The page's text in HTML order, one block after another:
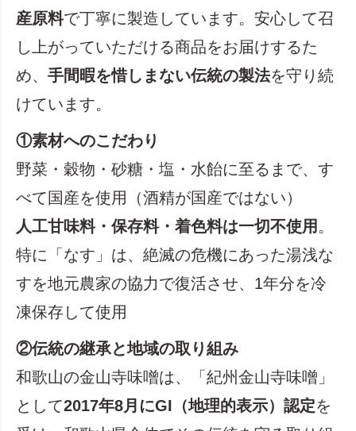
産原料で丁寧に製造しています。安心して召
し上がっていただける商品をお届けするた
め、 手間暇を惜しまない伝統の製法を守り続
けています。
①素材へのこだわり
野菜・穀物・砂糖・塩・水飴に至るまで、す
べて国産を使用（酒精が国産ではない）
人工甘味料・保存料・着色料は一切不使用 。
特に「なす」は、絶滅の危機にあった湯浅な
すを地元農家の協力で復活させ、1年分を冷
凍保存して使用
②伝統の継承と地域の取り組み
和歌山の金山寺味噌は、「紀州金山寺味噌」
として2017年8月にGI（地理的表示）認定を